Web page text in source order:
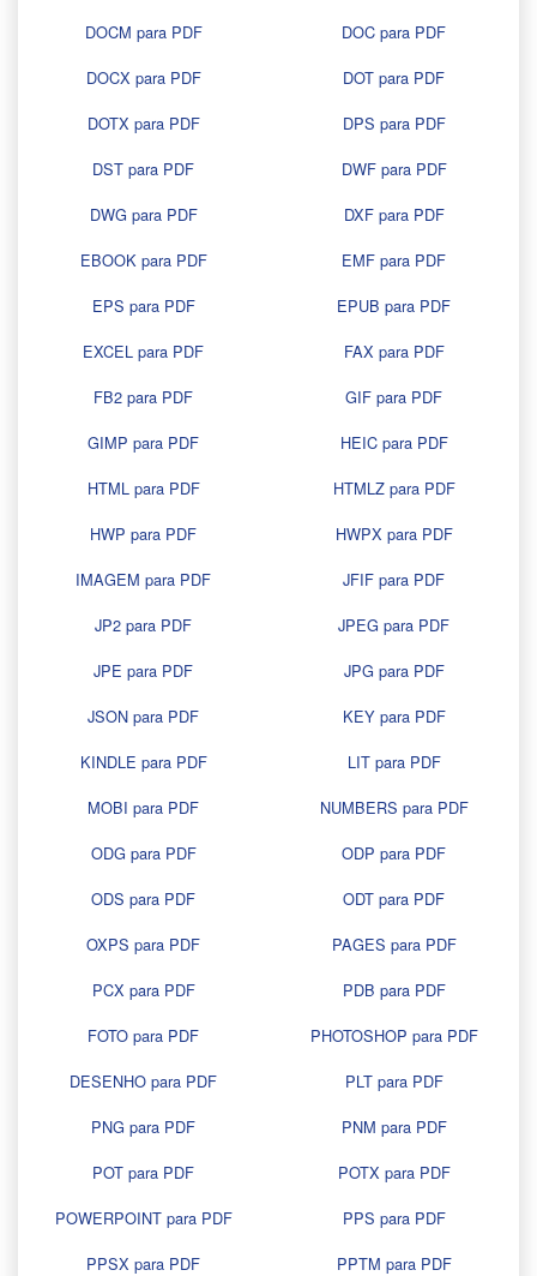
DOCM para PDF
DOC para PDF
DOCX para PDF
DOT para PDF
DOTX para PDF
DPS para PDF
DST para PDF
DWF para PDF
DWG para PDF
DXF para PDF
EBOOK para PDF
EMF para PDF
EPS para PDF
EPUB para PDF
EXCEL para PDF
FAX para PDF
FB2 para PDF
GIF para PDF
GIMP para PDF
HEIC para PDF
HTML para PDF
HTMLZ para PDF
HWP para PDF
HWPX para PDF
IMAGEM para PDF
JFIF para PDF
JP2 para PDF
JPEG para PDF
JPE para PDF
JPG para PDF
JSON para PDF
KEY para PDF
KINDLE para PDF
LIT para PDF
MOBI para PDF
NUMBERS para PDF
ODG para PDF
ODP para PDF
ODS para PDF
ODT para PDF
OXPS para PDF
PAGES para PDF
PCX para PDF
PDB para PDF
FOTO para PDF
PHOTOSHOP para PDF
DESENHO para PDF
PLT para PDF
PNG para PDF
PNM para PDF
POT para PDF
POTX para PDF
POWERPOINT para PDF
PPS para PDF
PPSX para PDF
PPTM para PDF